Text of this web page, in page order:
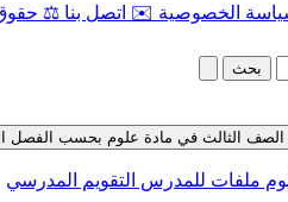
الخصوصية ✉️ اتصل بنا ⚖️
بحث
الثالث في مادة علوم بحسب الفصل الثاني
ملفات للمدرس التقويم المدرسي